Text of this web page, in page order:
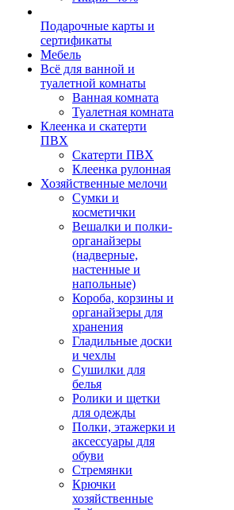
Подарочные карты и
сертификаты
Мебель
Всё для ванной и
туалетной комнаты
Ванная комната
Туалетная комната
Клеенка и скатерти
ПВХ
Скатерти ПВХ
Клеенка рулонная
Хозяйственные мелочи
Сумки и
косметички
Вешалки и полки-
органайзеры
(надверные,
настенные и
напольные)
Короба, корзины и
органайзеры для
хранения
Гладильные доски
и чехлы
Сушилки для
белья
Ролики и щетки
для одежды
Полки, этажерки и
аксессуары для
обуви
Стремянки
Крючки
хозяйственные